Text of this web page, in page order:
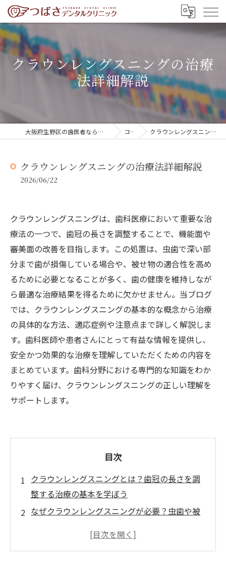
クラウンレングスニングの治療
法詳細解説
大阪府生野区の歯医者ならつばさデンタルクリニック コラム クラウンレングスニングの治療法詳細解説
クラウンレングスニングの治療法詳細解説
2026/06/22
クラウンレングスニングは、歯科医療において重要な治
療法の一つで、歯冠の長さを調整することで、機能面や
審美面の改善を目指します。この処置は、虫歯で深い部
分まで歯が損傷している場合や、被せ物の適合性を高め
るために必要となることが多く、歯の健康を維持しなが
ら最適な治療結果を得るために欠かせません。当ブログ
では、クラウンレングスニングの基本的な概念から治療
の具体的な方法、適応症例や注意点まで詳しく解説しま
す。歯科医師や患者さんにとって有益な情報を提供し、
安全かつ効果的な治療を理解していただくための内容を
まとめています。歯科分野における専門的な知識をわか
りやすく届け、クラウンレングスニングの正しい理解を
サポートします。
目次
クラウンレングスニングとは？歯冠の長さを調
整する治療の基本を学ぼう
なぜクラウンレングスニングが必要？虫歯や被
クラウンレングスニングの具体的な治療ステッ